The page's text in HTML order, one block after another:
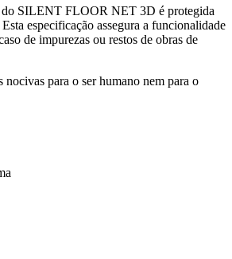
do SILENT FLOOR NET 3D é protegida
especificação assegura a funcionalidade
de impurezas ou restos de obras de
nocivas para o ser humano nem para o